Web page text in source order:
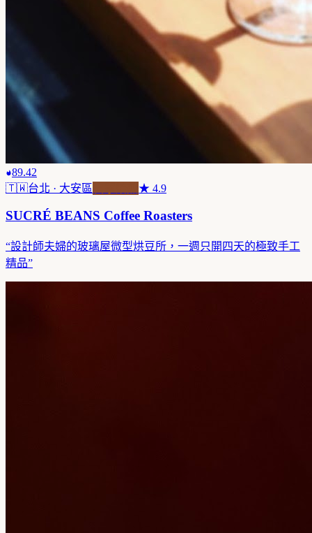
89.42
🇹🇼台北 · 大安區 ★ 4.9
SUCRÉ BEANS Coffee Roasters
“設計師夫婦的玻璃屋微型烘豆所，一週只開四天的極致手工
精品”